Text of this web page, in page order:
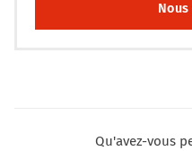
Qu'avez-vous